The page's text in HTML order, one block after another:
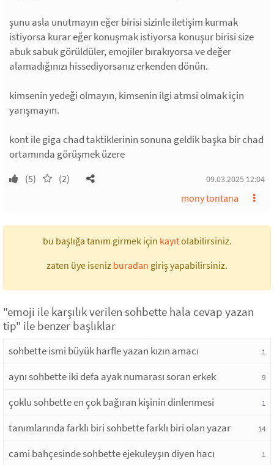
şunu asla unutmayın eğer birisi sizinle iletişim kurmak
istiyorsa kurar eğer konuşmak istiyorsa konuşur birisi size
abuk sabuk görüldüler, emojiler bırakıyorsa ve değer
alamadığınızı hissediyorsanız erkenden dönün.
kimsenin yedeği olmayın, kimsenin ilgi atmsi olmak için
yarışmayın.
kont ile giga chad taktiklerinin sonuna geldik başka bir chad
ortamında görüşmek üzere
(5) (2) 09.03.2025 12:04
mony tontana
bu başlığa tanım girmek için kayıtolabilirsiniz.
zaten üye iseniz buradan giriş yapabilirsiniz.
"emoji ile karşılık verilen sohbette hala cevap yazan
tip" ile benzer başlıklar
sohbette ismi büyük harfle yazan kızın amacı 1
aynı sohbette iki defa ayak numarası soran erkek 9
çoklu sohbette en çok bağıran kişinin dinlenmesi 1
tanımlarında farklı biri sohbette farklı biri olan yazar 14
cami bahçesinde sohbette ejekuleyşın diyen hacı 1